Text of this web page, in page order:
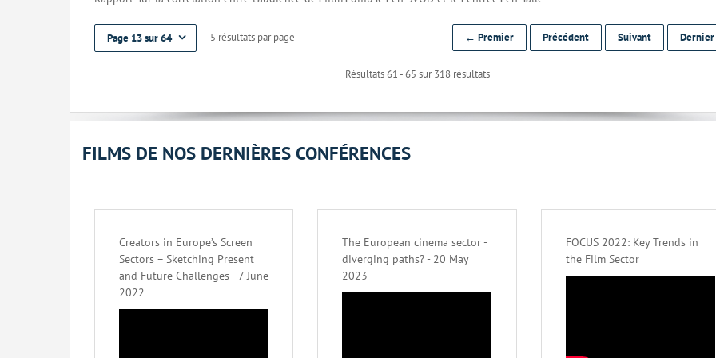
Page 13 sur 64 — 5 résultats par page
Résultats 61 - 65 sur 318 résultats
← Premier Précédent Suivant
FILMS DE NOS DERNIÈRES CONFÉRENCES
Creators in Europe’s Screen
Sectors – Sketching Present
and Future Challenges - 7 June
2022
The European cinema sector -
diverging paths? - 20 May
2023
FOCUS 2022: Key Trends in
the Film Sector